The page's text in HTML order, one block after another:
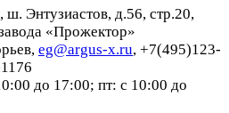
Энтузиастов, д.56, стр.20,
«Прожектор»
eg@argus-x.ru, +7(495)123-
до 17:00; пт: с 10:00 до